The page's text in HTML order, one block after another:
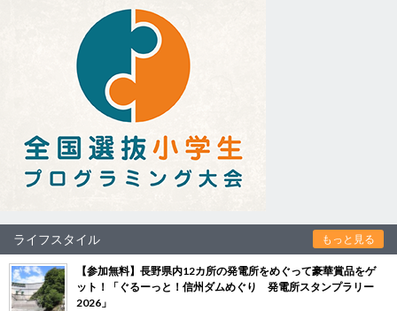
ライフスタイル もっと見る
【参加無料】長野県内12カ所の発電所をめぐって豪華賞品をゲ
ット！「ぐるーっと！信州ダムめぐり 発電所スタンプラリー
2026」